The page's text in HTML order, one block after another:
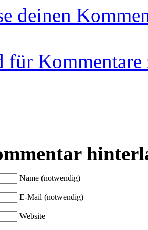
deinen
für
Name (notwendig)
E-Mail (notwendig)
Website